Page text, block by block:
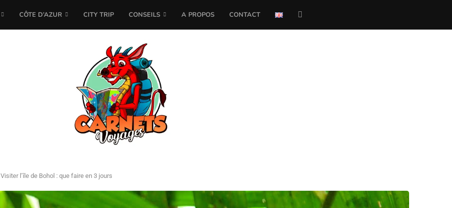
CÔTE D’AZUR CITY TRIP CONSEILS A PROPOS CONTACT
Visiter l’île de Bohol : que faire en 3 jours